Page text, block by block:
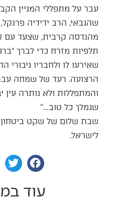
עבר על מתפללי המניין
שהגבאי, הרב ידידיה
מהנדסה קרבית, שצעד עם
תלפיות מזרח כדי לברך
שאירעו לו ולחבריו גיבורי
הרצועה. רעד של שמחה
והמתפללות ולא נותרה עין
שגמלך כל טוב…’’
שבת שלום של שקט
לישראל.
עוד